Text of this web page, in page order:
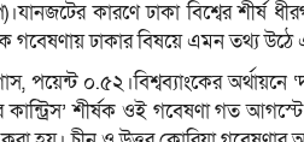
কারণে ঢাকা বিশ্বের শীর্ষ
গবেষণায় ঢাকার বিষয়ে এমন তথ্য
পয়েন্ট ০.৫২।বিশ্বব্যাংকের
কান্ট্রিস’ শীর্ষক ওই গবেষণা গত